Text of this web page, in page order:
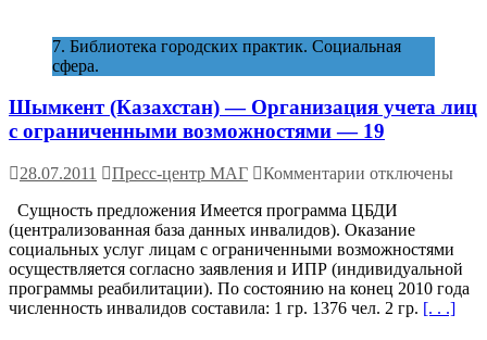
7. Библиотека городских практик. Социальная
сфера.
Шымкент (Казахстан) — Организация учета лиц
с ограниченными возможностями — 19
28.07.2011 Пресс-центр МАГ Комментарии к
Шымкент
—
Организация
учета
лиц
с
отключены
Сущность предложения Имеется программа ЦБДИ
(централизованная база данных инвалидов). Оказание
социальных услуг лицам с ограниченными возможностями
осуществляется согласно заявления и ИПР (индивидуальной
программы реабилитации). По состоянию на конец 2010 года
численность инвалидов составила: 1 гр. 1376 чел. 2 гр. [. . .]